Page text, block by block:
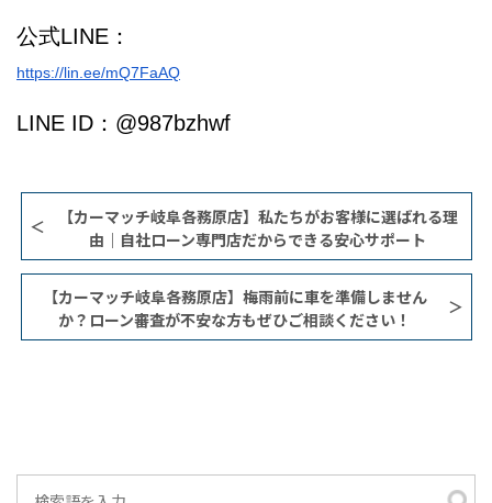
公式LINE：
https://lin.ee/mQ7FaAQ
LINE ID：@987bzhwf
【カーマッチ岐阜各務原店】私たちがお客様に選ばれる理
由｜自社ローン専門店だからできる安心サポート
【カーマッチ岐阜各務原店】梅雨前に車を準備しません
か？ローン審査が不安な方もぜひご相談ください！